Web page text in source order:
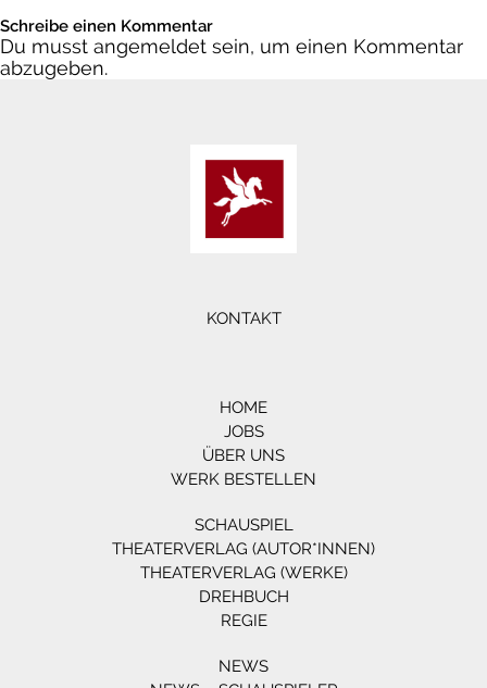
Schreibe einen Kommentar
Du musst angemeldet sein, um einen Kommentar
abzugeben.
KONTAKT
HOME
JOBS
ÜBER UNS
WERK BESTELLEN
SCHAUSPIEL
THEATERVERLAG (AUTOR*INNEN)
THEATERVERLAG (WERKE)
DREHBUCH
REGIE
NEWS